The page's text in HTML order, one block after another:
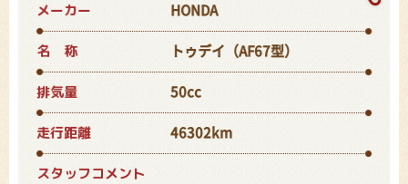
メーカー HONDA
名 称 トゥデイ（AF67型）
排気量 50cc
走行距離 46302km
スタッフコメント